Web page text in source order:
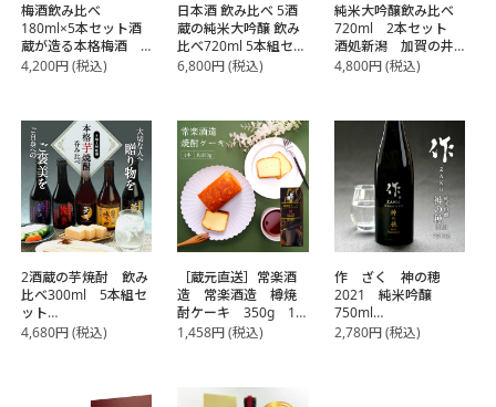
梅酒飲み比べ
180ml×5本セット酒
蔵が造る本格梅酒
ギフトにおすすめ
4,200円(税込)
日本酒 飲み比べ 5酒
蔵の純米大吟醸 飲み
比べ720ml 5本組セッ
ト[JS100]【常温】
6,800円(税込)
純米大吟醸飲み比べ
720ml 2本セット
酒処新潟 加賀の井
酒造［ギフトボック
内に出荷】
4,800円(税込)
2酒蔵の芋焼酎 飲み
比べ300ml 5本組セ
ット
【送料無料】【4～5
4,680円(税込)
［蔵元直送］常楽酒
造 常楽酒造 樽焼
酎ケーキ 350g 1
本
1,458円(税込)
作 ざく 神の穂
2021 純米吟醸
750ml
【常温】【2～3営業
2,780円(税込)